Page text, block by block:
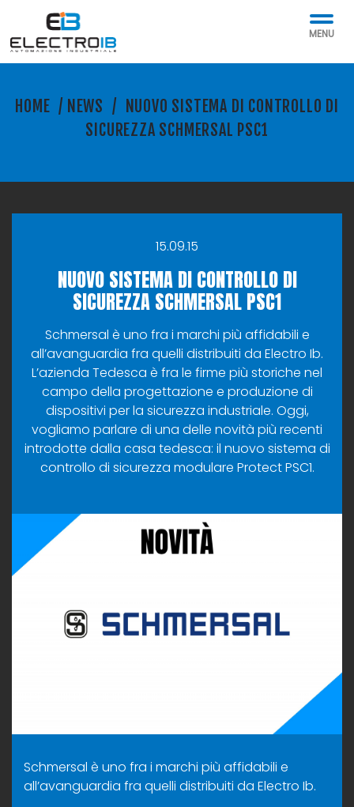
MENU
HOME / NEWS / NUOVO SISTEMA DI CONTROLLO DI
SICUREZZA SCHMERSAL PSC1
15.09.15
NUOVO SISTEMA DI CONTROLLO DI
SICUREZZA SCHMERSAL PSC1
Schmersal è uno fra i marchi più affidabili e
all’avanguardia fra quelli distribuiti da Electro Ib.
L’azienda Tedesca è fra le firme più storiche nel
campo della progettazione e produzione di
dispositivi per la sicurezza industriale. Oggi,
vogliamo parlare di una delle novità più recenti
introdotte dalla casa tedesca: il nuovo sistema di
controllo di sicurezza modulare Protect PSC1.
Schmersal è uno fra i marchi più affidabili e
all’avanguardia fra quelli distribuiti da Electro Ib.